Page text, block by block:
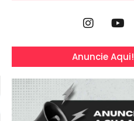
Anuncie Aqui!